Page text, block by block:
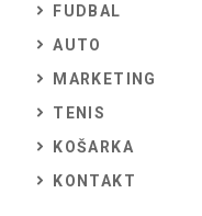
FUDBAL
AUTO
MARKETING
TENIS
KOŠARKA
KONTAKT